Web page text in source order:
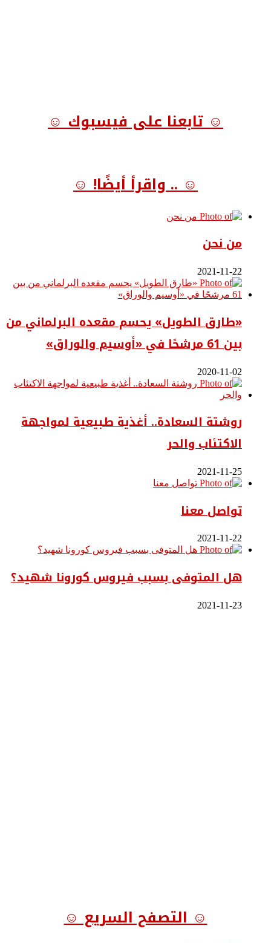
☺ تابعنا على فيسبوك ☺
☺ .. واقرأ أيضًا! ☺
من نحن
2021-11-22
«طارق الطويل» يحسم مقعده البرلماني من
بين 61 مرشحًا في «أوسيم والوراق»
2020-11-02
روشتة السعادة.. أغذية طبيعية لمواجهة
الاكتئاب والحر
2021-11-25
تواصل معنا
2021-11-22
هل المتوفى بسبب فيروس كورونا شهيد؟
2021-11-23
☺ التصفح السريع ☺